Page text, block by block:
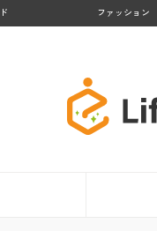
ファッション